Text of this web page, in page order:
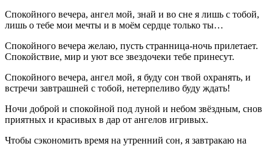
Спокойного вечера, ангел мой, знай и во сне я лишь с тобой,
лишь о тебе мои мечты и в моём сердце только ты…
Спокойного вечера желаю, пусть странница-ночь прилетает.
Спокойствие, мир и уют все звездочеки тебе принесут.
Спокойного вечера, ангел мой, я буду сон твой охранять, и
встречи завтрашней с тобой, нетерпеливо буду ждать!
Ночи доброй и спокойной под луной и небом звёздным, снов
приятных и красивых в дар от ангелов игривых.
Чтобы сэкономить время на утренний сон, я завтракаю на